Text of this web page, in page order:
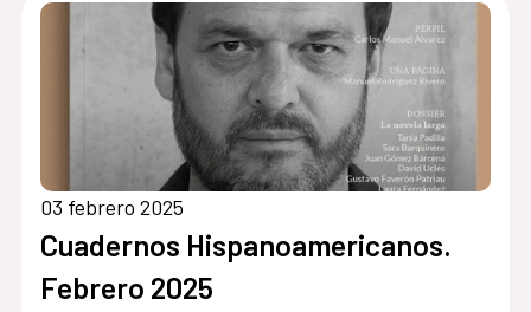
03 febrero 2025
Cuadernos Hispanoamericanos.
Febrero 2025